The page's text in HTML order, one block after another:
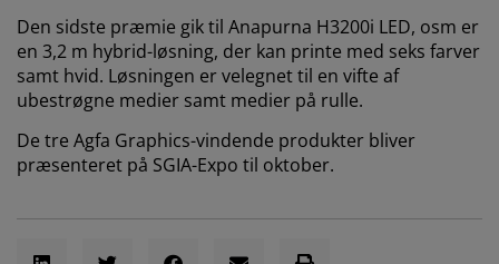
Den sidste præmie gik til Anapurna H3200i LED, osm er
en 3,2 m hybrid-løsning, der kan printe med seks farver
samt hvid. Løsningen er velegnet til en vifte af
ubestrøgne medier samt medier på rulle.
De tre Agfa Graphics-vindende produkter bliver
præsenteret på SGIA-Expo til oktober.